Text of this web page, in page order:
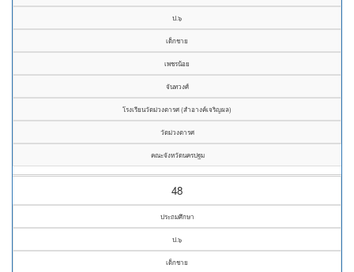
ป.๖
เด็กชาย
เพชรน้อย
จันทวงศ์
โรงเรียนวัดม่วงตารศ (สำอางค์เจริญผล)
วัดม่วงตารศ
คณะจังหวัดนครปฐม
48
ประถมศึกษา
ป.๖
เด็กชาย